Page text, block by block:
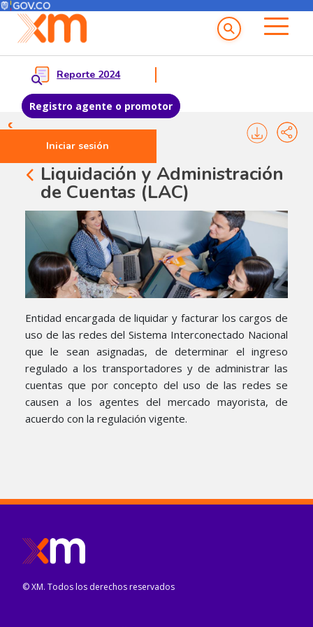
Pasar al contenido principal
Menú del Usuario
Reporte 2024
Registro agente o promotor
Iniciar sesión
Menu principal
Liquidación y Administración
de Cuentas (LAC)
Entidad encargada de liquidar y facturar los cargos de
uso de las redes del Sistema Interconectado Nacional
que le sean asignadas, de determinar el ingreso
regulado a los transportadores y de administrar las
cuentas que por concepto del uso de las redes se
causen a los agentes del mercado mayorista, de
acuerdo con la regulación vigente.​​​
© XM. Todos los derechos reservados